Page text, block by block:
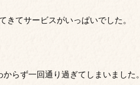
きてサービスがいっぱいでした。
らず一回通り過ぎてしまいました。